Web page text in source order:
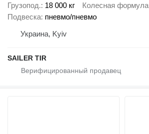
Грузопод. 18 000 кг Колесная формула
Подвеска пневмо/пневмо
Украина, Kyiv
SAILER TIR